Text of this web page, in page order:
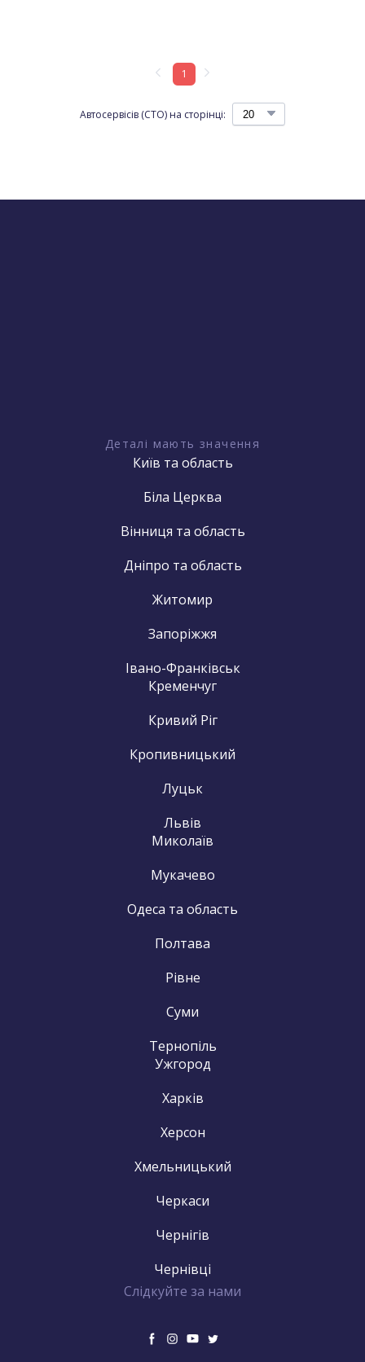
Автосервісів (СТО) на сторінці:
1
Деталі мають значення
Київ та область
Біла Церква
Вінниця та область
Дніпро та область
Житомир
Запоріжжя
Івано-Франківськ
Кременчуг
Кривий Ріг
Кропивницький
Луцьк
Львів
Миколаїв
Мукачево
Одеса та область
Полтава
Рівне
Суми
Тернопіль
Ужгород
Харків
Херсон
Хмельницький
Черкаси
Чернігів
Чернівці
Слідкуйте за нами